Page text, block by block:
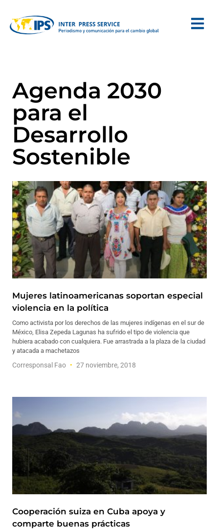
Agenda 2030
para el
Desarrollo
Sostenible
Mujeres latinoamericanas soportan especial
violencia en la política
Como activista por los derechos de las mujeres indígenas en el sur de
México, Elisa Zepeda Lagunas ha sufrido el tipo de violencia que
hubiera acabado con cualquiera. Fue arrastrada a la plaza de la ciudad
y atacada a machetazos
Corresponsal Fao 27 noviembre, 2018
Cooperación suiza en Cuba apoya y
comparte buenas prácticas